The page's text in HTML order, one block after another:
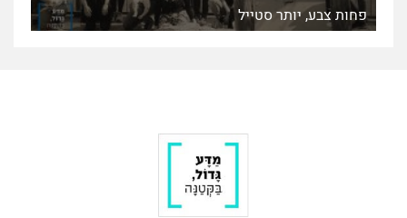
פחות צבע, יותר סטייל